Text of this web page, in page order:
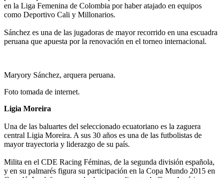
en la Liga Femenina de Colombia por haber atajado en equipos
como Deportivo Cali y Millonarios.
Sánchez es una de las jugadoras de mayor recorrido en una escuadra
peruana que apuesta por la renovación en el torneo internacional.
Maryory Sánchez, arquera peruana.
Foto tomada de internet.
Ligia Moreira
Una de las baluartes del seleccionado ecuatoriano es la zaguera
central Ligia Moreira. A sus 30 años es una de las futbolistas de
mayor trayectoria y liderazgo de su país.
Milita en el CDE Racing Féminas, de la segunda división española,
y en su palmarés figura su participación en la Copa Mundo 2015 en